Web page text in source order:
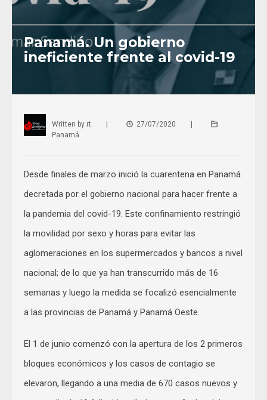
Panamá. Un gobierno
ineficiente frente al covid-19
Written by rt | 27/07/2020
|
Panamá
Desde finales de marzo inició la cuarentena en Panamá
decretada por el gobierno nacional para hacer frente a
la pandemia del covid-19. Este confinamiento restringió
la movilidad por sexo y horas para evitar las
aglomeraciones en los supermercados y bancos a nivel
nacional; de lo que ya han transcurrido más de 16
semanas y luego la medida se focalizó esencialmente
a las provincias de Panamá y Panamá Oeste.
El 1 de junio comenzó con la apertura de los 2 primeros
bloques económicos y los casos de contagio se
elevaron, llegando a una media de 670 casos nuevos y